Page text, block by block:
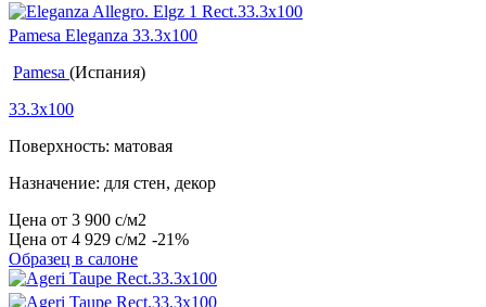
Pamesa Eleganza 33.3x100
Pamesa (Испания)
33.3x100
Поверхность: матовая
Назначение: для стен, декор
Цена от 3 900 c/м2
Цена от 4 929 c/м2 -21%
Образец в салоне